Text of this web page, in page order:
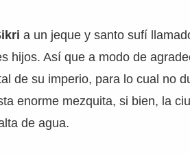
a un jeque y santo sufí
hijos. Así que a modo de
de su imperio, para lo cual no
enorme mezquita, si bien, la
de agua.